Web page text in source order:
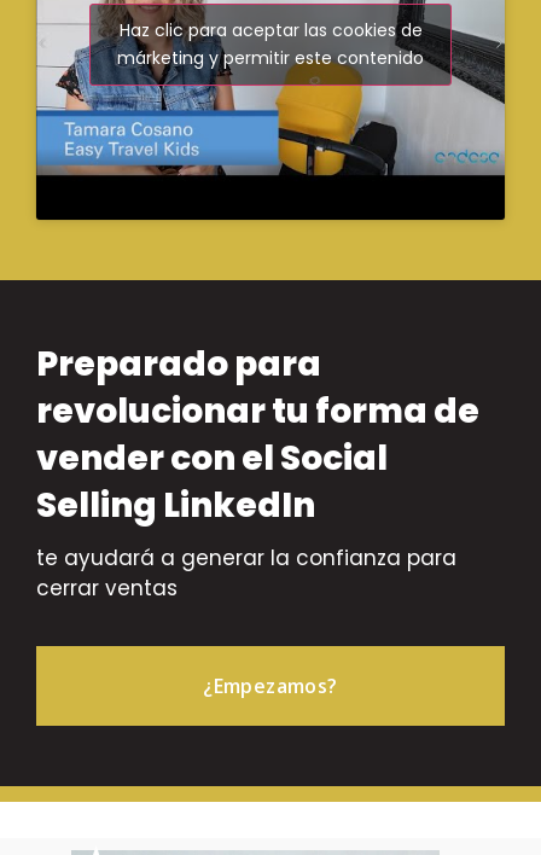
Haz clic para aceptar las cookies de
márketing y permitir este contenido
Preparado para
revolucionar tu forma de
vender con el Social
Selling LinkedIn
te ayudará a generar la confianza para
cerrar ventas
¿Empezamos?